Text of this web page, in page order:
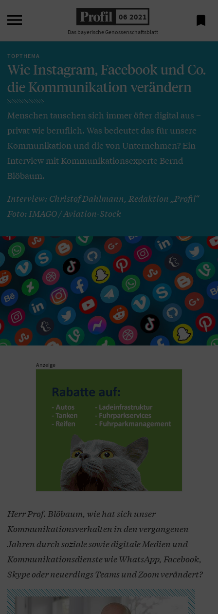
 06 2021
Das bayerische Genossenschaftsblatt

TOPTHEMA
Wie Instagram, Facebook und Co.
die Kommunikation verändern
Menschen tauschen sich immer öfter digital aus –
privat wie beruflich. Was bedeutet das für unsere
Kommunikation und die von Unternehmen? Ein
Interview mit Kommunikationsexperte Bernd
Blöbaum.
Interview: Christof Dahlmann, Redaktion „Profil“
Foto: IMAGO / Aviation-Stock
Anzeige
Herr Prof. Blöbaum, wie hat sich unser
Kommunikationsverhalten in den vergangenen
Jahren durch soziale sowie digitale Medien und
Kommunikationsdienste wie WhatsApp, Facebook,
Skype oder neuerdings Teams und Zoom verändert?